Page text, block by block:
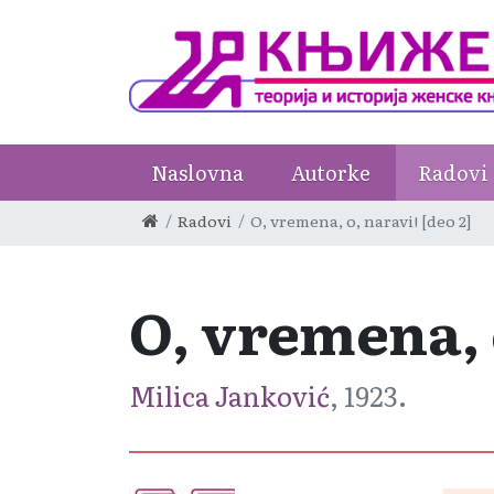
Naslovna Autorke Radovi
Radovi O, vremena, o, naravi! [deo 2]
O,
Milica Janković, 1923.